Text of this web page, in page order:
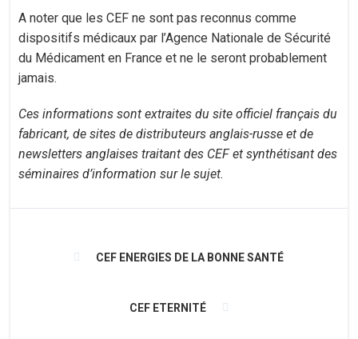
A noter que les CEF ne sont pas reconnus comme
dispositifs médicaux par l’Agence Nationale de Sécurité
du Médicament en France et ne le seront probablement
jamais.
Ces informations sont extraites du site officiel français du
fabricant, de sites de distributeurs anglais-russe et de
newsletters anglaises traitant des CEF et synthétisant des
séminaires d’information sur le sujet.
CEF ENERGIES DE LA BONNE SANTÉ
CEF ETERNITÉ